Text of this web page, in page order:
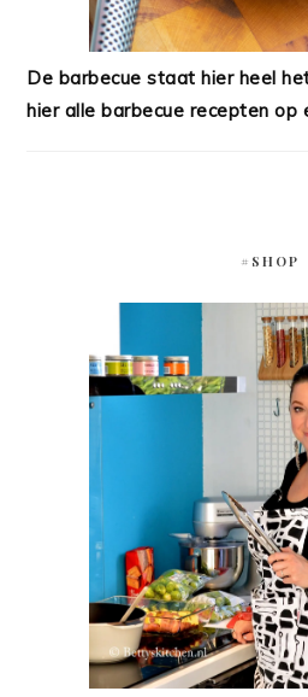
De barbecue staat hier heel
hier alle barbecue recepten op
#SHOP